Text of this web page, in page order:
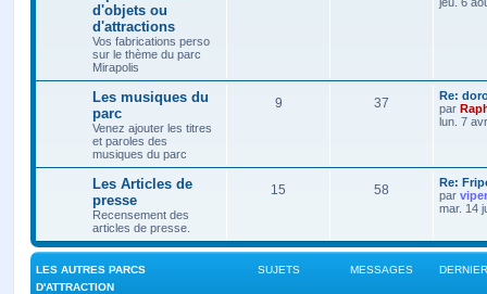
d'objets ou
d'attractions
Vos fabrications perso
sur le thème du parc
Mirapolis
Les musiques du
parc
Venez ajouter les titres
et paroles des
musiques du parc
9 37
Re:
par
lun. 7
Les Articles de
presse
Recensement des
articles de presse.
15 58
Re:
par
mar. 14
LES AUTRES PARCS
D'ATTRACTION
SUJETS MESSAGES